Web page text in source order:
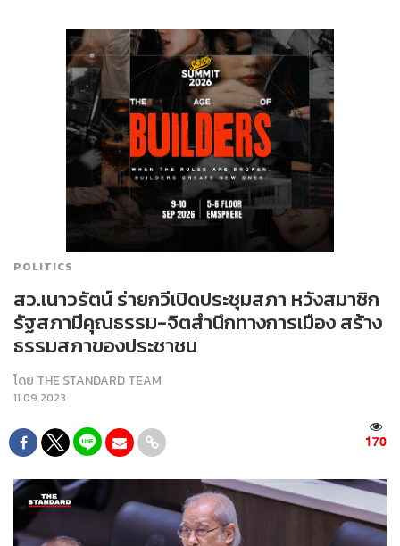
POLITICS
สว.เนาวรัตน์ ร่ายกวีเปิดประชุมสภา หวังสมาชิก
รัฐสภามีคุณธรรม-จิตสำนึกทางการเมือง สร้าง
ธรรมสภาของประชาชน
โดย THE STANDARD TEAM
11.09.2023
170